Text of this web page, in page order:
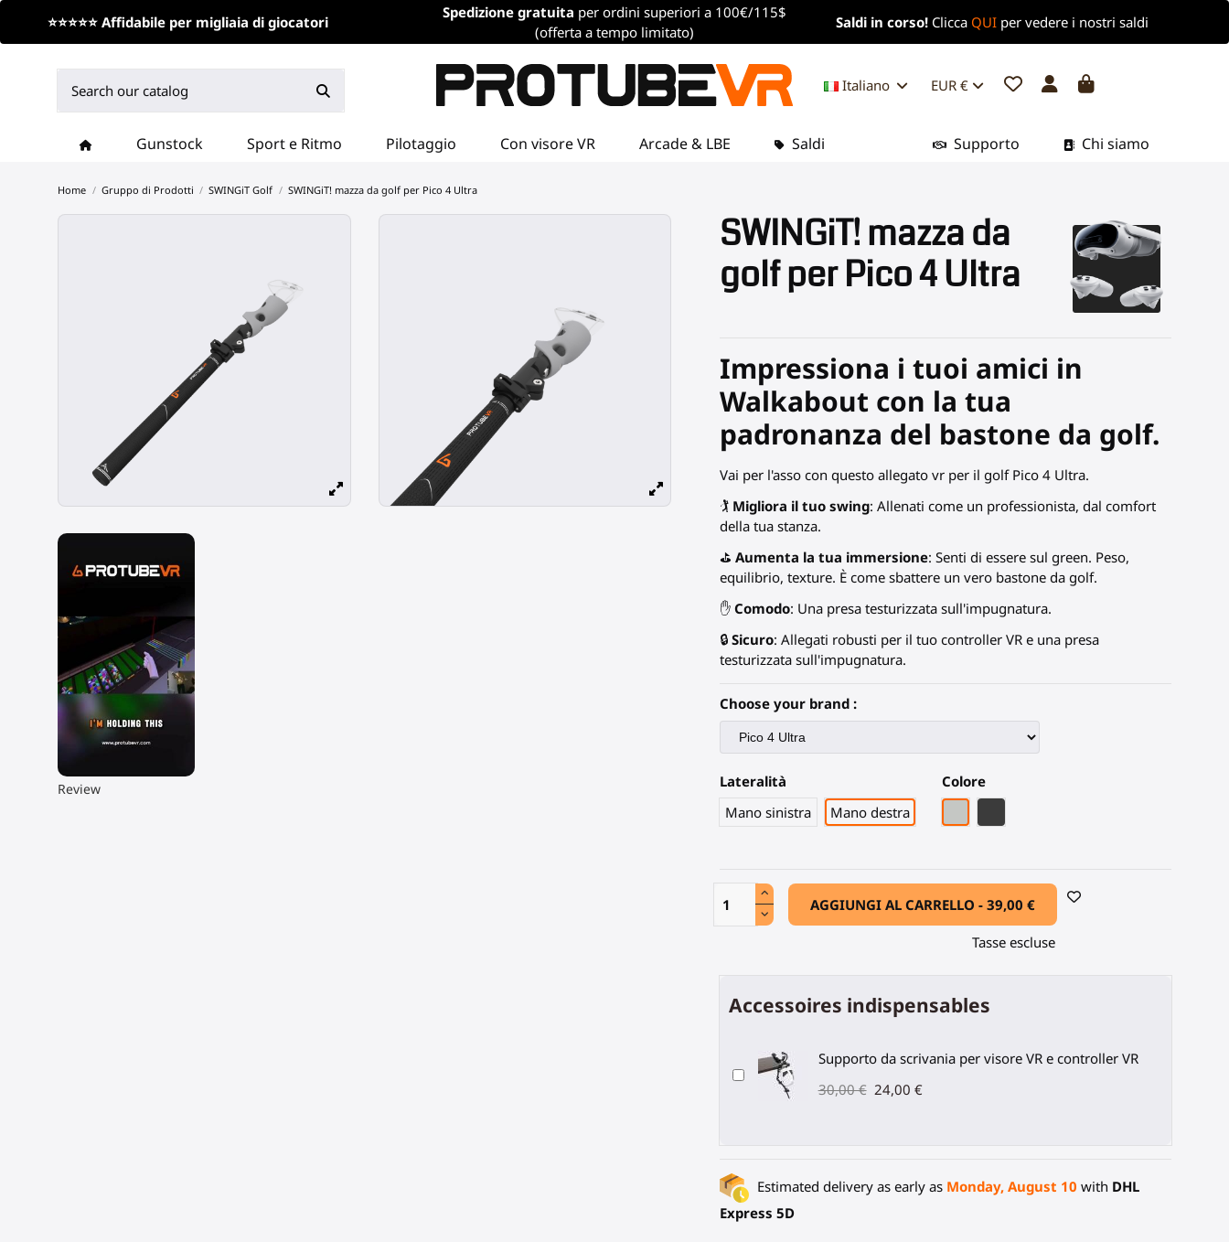
⭐⭐⭐⭐⭐ Affidabile per migliaia di giocatori
Spedizione gratuita per ordini superiori a 100€/115$
(offerta a tempo limitato)
Saldi in corso! Clicca QUI per vedere i nostri saldi
EUR €
Italiano
Gunstock Sport e Ritmo Pilotaggio Con visore VR Arcade & LBE Saldi Chi siamo
Supporto
Home Gruppo di Prodotti SWINGiT Golf SWINGiT! mazza da golf per Pico 4 Ultra
▶
Review
SWINGiT! mazza da
golf per Pico 4 Ultra
Impressiona i tuoi amici in
Walkabout con la tua
padronanza del bastone da golf.
Vai per l'asso con questo allegato vr per il golf Pico 4 Ultra.
🏌️ Migliora il tuo swing: Allenati come un professionista, dal comfort
della tua stanza.
⛳ Aumenta la tua immersione: Senti di essere sul green. Peso,
equilibrio, texture. È come sbattere un vero bastone da golf.
✋ Comodo: Una presa testurizzata sull'impugnatura.
🔒 Sicuro: Allegati robusti per il tuo controller VR e una presa
testurizzata sull'impugnatura.
Choose your brand :
Lateralità
Mano sinistra
Mano destra
Colore
AGGIUNGI AL CARRELLO -39,00 €
Tasse escluse
Accessoires indispensables
Supporto da scrivania per visore VR e controller VR
30,00 € 24,00 €
Estimated delivery as early as Monday, August 10 with DHL
Express 5D